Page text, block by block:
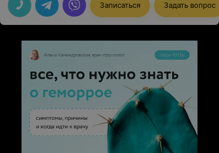
Записаться Задать вопрос